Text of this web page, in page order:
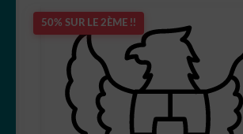
50% SUR LE 2ÈME !!